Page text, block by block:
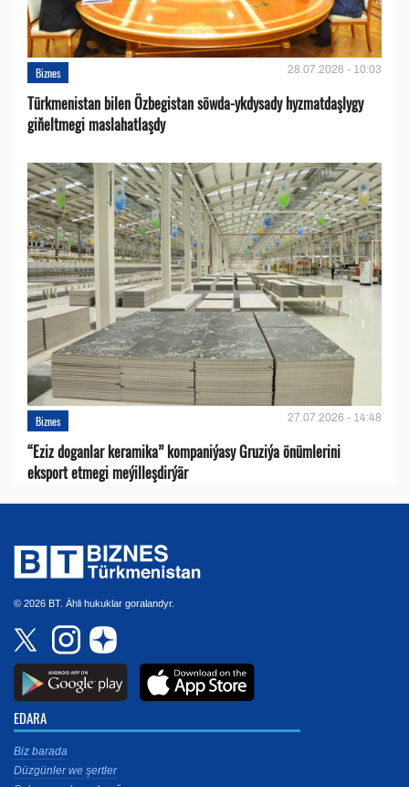
Biznes 28.07.2026 - 10:03
Türkmenistan bilen Özbegistan söwda-ykdysady hyzmatdaşlygy
giňeltmegi maslahatlaşdy
Biznes 27.07.2026 - 14:48
“Eziz doganlar keramika” kompaniýasy Gruziýa önümlerini
eksport etmegi meýilleşdirýär
© 2026 BT. Ähli hukuklar goralandyr.
EDARA
Biz barada
Düzgünler we şertler